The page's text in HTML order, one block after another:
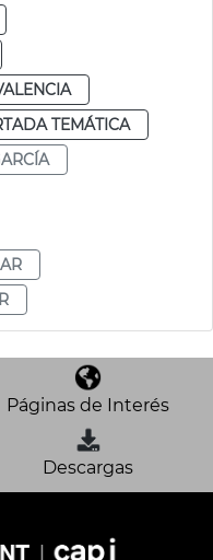
TEMÁTICA
Páginas de Interés
Descargas